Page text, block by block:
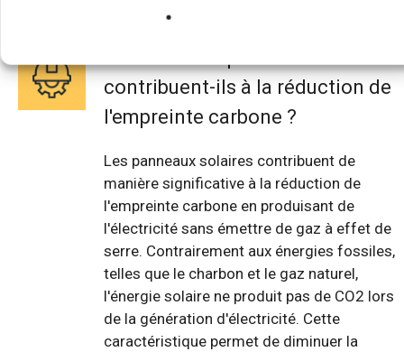
contribuent-ils à la réduction de
l'empreinte carbone ?
Les panneaux solaires contribuent de
manière significative à la réduction de
l'empreinte carbone en produisant de
l'électricité sans émettre de gaz à effet de
serre. Contrairement aux énergies fossiles,
telles que le charbon et le gaz naturel,
l'énergie solaire ne produit pas de CO2 lors
de la génération d'électricité. Cette
caractéristique permet de diminuer la